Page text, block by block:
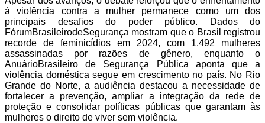
à violência contra a mulher permanece como um dos
principais desafios do poder público. Dados do
FórumBrasileirodeSegurança mostram que o Brasil registrou
recorde de feminicídios em 2024, com 1.492 mulheres
assassinadas por razões de gênero, enquanto o
AnuárioBrasileiro de Segurança Pública aponta que a
violência doméstica segue em crescimento no país. No Rio
Grande do Norte, a audiência destacou a necessidade de
fortalecer a prevenção, ampliar a integração da rede de
proteção e consolidar políticas públicas que garantam às
mulheres o direito de viver sem violência.